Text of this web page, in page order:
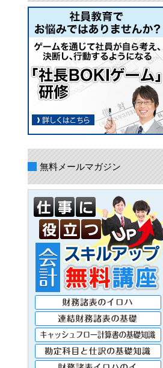
無料メールマガジン